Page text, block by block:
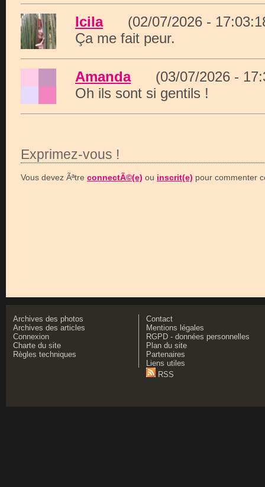
Icila(02/07/2026 -
Ça me fait peur.
Amanda(03/07/2026 -
Oh ils sont si gentils !
Exprimez-vous !
Vous devez Ãªtre connectÃ©(e) ou inscrit(e) pour commenter
Archives des photos
Archives des articles
Connexion
Charte du site
Règles techniques
Contact
Mentions légales
RGPD - données personnelles
Plan du site
Partenaires
Liens utiles
RSS